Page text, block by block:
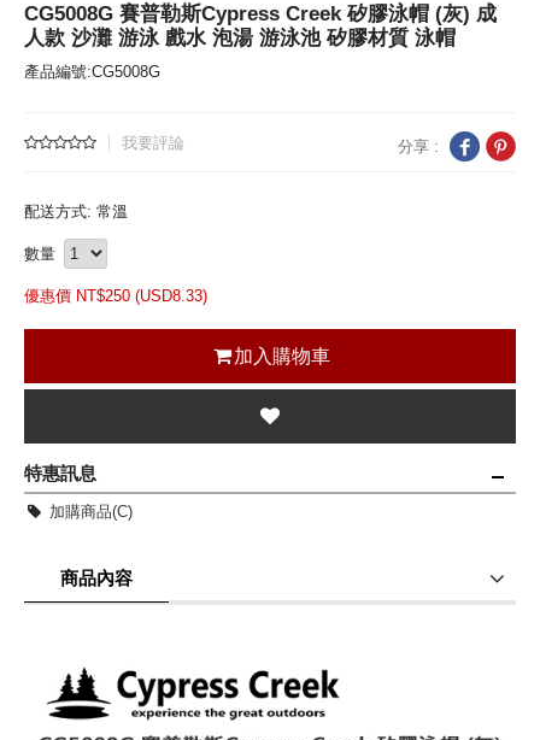
CG5008G 賽普勒斯Cypress Creek 矽膠泳帽 (灰) 成
人款 沙灘 游泳 戲水 泡湯 游泳池 矽膠材質 泳帽
產品編號:CG5008G
我要評論 分享 :
配送方式: 常溫
數量
優惠價 NT$250 (USD8.33)
加入購物車
特惠訊息
加購商品(C)
商品內容